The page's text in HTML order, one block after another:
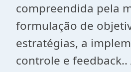
compreendida pela
formulação de
estratégias, a
controle e feedback..